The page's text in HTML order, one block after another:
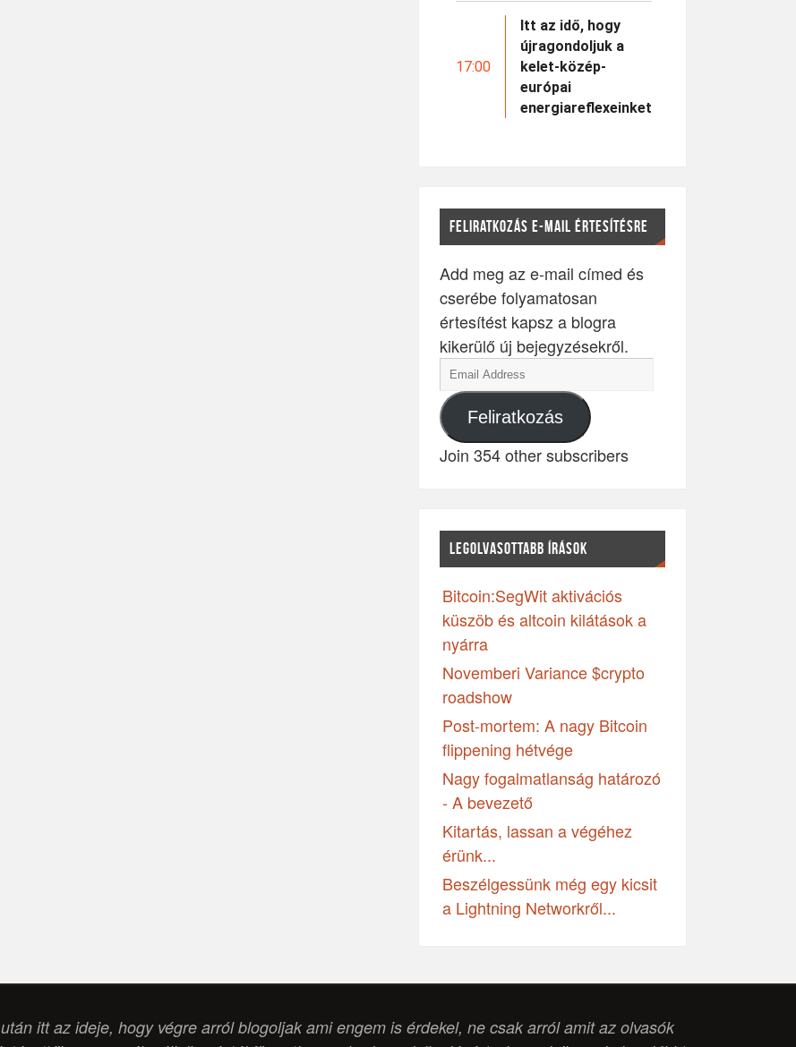
17:00
Itt az idő, hogy
újragondoljuk a
kelet-közép-
európai
energiareflexeinket
FELIRATKOZÁS E-MAIL ÉRTESÍTÉSRE
Add meg az e-mail címed és
cserébe folyamatosan
értesítést kapsz a blogra
kikerülő új bejegyzésekről.
Feliratkozás
Join 354 other subscribers
LEGOLVASOTTABB ÍRÁSOK
Bitcoin:SegWit aktivációs
küszöb és altcoin kilátások a
nyárra
Novemberi Variance $crypto
roadshow
Post-mortem: A nagy Bitcoin
flippening hétvége
Nagy fogalmatlanság határozó
- A bevezető
Kitartás, lassan a végéhez
érünk...
Beszélgessünk még egy kicsit
a Lightning Networkről...
itt az ideje, hogy végre arról blogoljak ami engem is érdekel, ne csak arról amit az olvasók